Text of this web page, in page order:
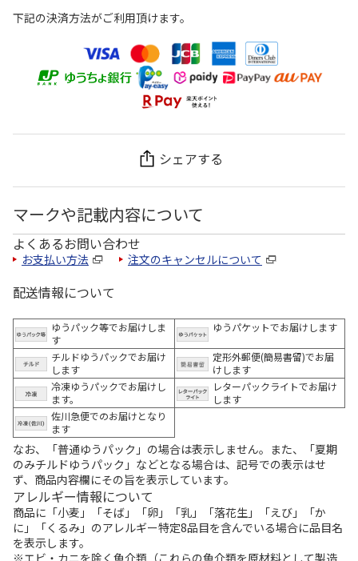
下記の決済方法がご利用頂けます。
シェアする
マークや記載内容について
よくあるお問い合わせ
お支払い方法 注文のキャンセルについて
配送情報について
ゆうパック等でお届けしま
す
ゆうパケットでお届けします
チルドゆうパックでお届け
します
定形外郵便(簡易書留)でお届
けします
冷凍ゆうパックでお届けし
ます。
レターパックライトでお届け
します
佐川急便でのお届けとなり
ます
なお、「普通ゆうパック」の場合は表示しません。また、「夏期
のみチルドゆうパック」などとなる場合は、記号での表示はせ
ず、商品内容欄にその旨を表示しています。
アレルギー情報について
商品に「小麦」「そば」「卵」「乳」「落花生」「えび」「か
に」「くるみ」のアレルギー特定8品目を含んでいる場合に品目名
を表示します。
※エビ・カニを除く魚介類（これらの魚介類を原材料として製造